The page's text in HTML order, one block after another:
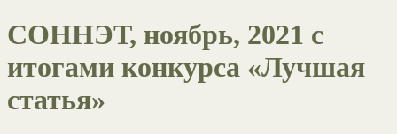
СОННЭТ, ноябрь, 2021 с
итогами конкурса «Лучшая
статья»